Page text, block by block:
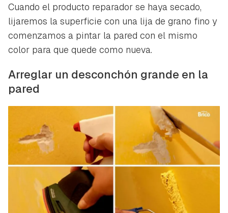
Cuando el producto reparador se haya secado,
lijaremos la superficie con una lija de grano fino y
comenzamos a pintar la pared con el mismo
color para que quede como nueva.
Arreglar un desconchón grande en la
pared